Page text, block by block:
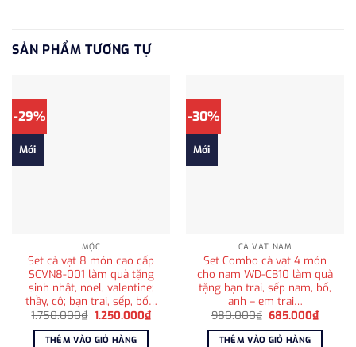
SẢN PHẨM TƯƠNG TỰ
-29%
Mới
MỘC
Set cà vạt 8 món cao cấp
SCVN8-001 làm quà tặng
sinh nhật, noel, valentine;
thầy, cô; bạn trai, sếp, bố…
1.750.000₫ Giá
là:
1.250.000₫Giá
hiện
THÊM VÀO GIỎ HÀNG
-30%
Mới
CÀ VẠT NAM
Set Combo cà vạt 4 món
cho nam WD-CB10 làm quà
tặng bạn trai, sếp nam, bố,
anh – em trai…
980.000₫ Giá
là:
685.000₫Giá
hiện
tại
THÊM VÀO GIỎ HÀNG